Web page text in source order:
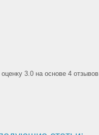
3.0 на основе 4 отзывов